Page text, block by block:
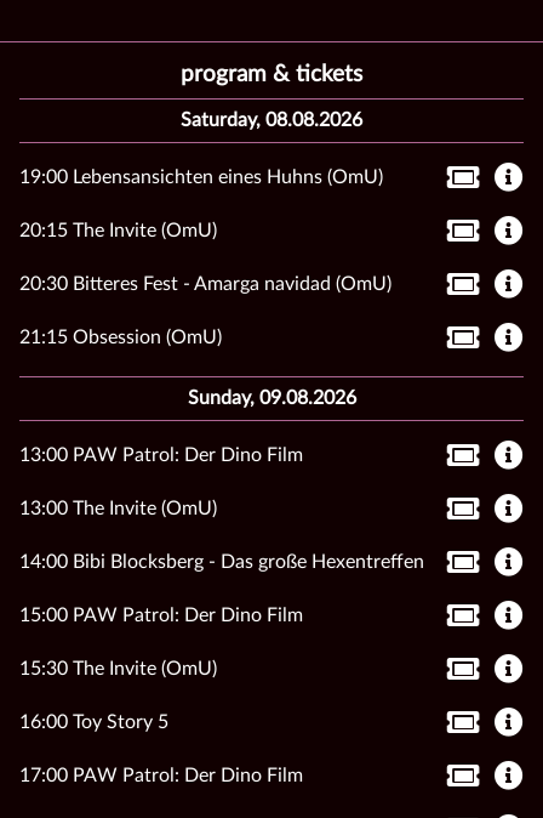
program & tickets
Saturday, 08.08.2026
19:00 Lebensansichten eines Huhns (OmU)
20:15 The Invite (OmU)
20:30 Bitteres Fest - Amarga navidad (OmU)
21:15 Obsession (OmU)
Sunday, 09.08.2026
13:00 PAW Patrol: Der Dino Film
13:00 The Invite (OmU)
14:00 Bibi Blocksberg - Das große Hexentreffen
15:00 PAW Patrol: Der Dino Film
15:30 The Invite (OmU)
16:00 Toy Story 5
17:00 PAW Patrol: Der Dino Film